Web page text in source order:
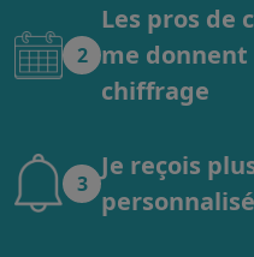
2
Les pros de
me donnent
chiffrage
3
Je reçois